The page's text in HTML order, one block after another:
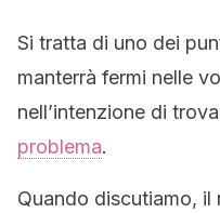
Si tratta di uno dei
manterrà fermi nelle
nell’intenzione di
problema.
Quando discutiamo,